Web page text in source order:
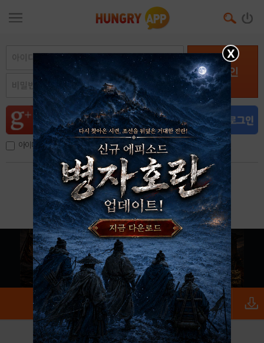
로그인
아이디, 이메일 저장
아이디 / 비밀번호 찾기 회원가입
X
로그인 PC버전 전체앱